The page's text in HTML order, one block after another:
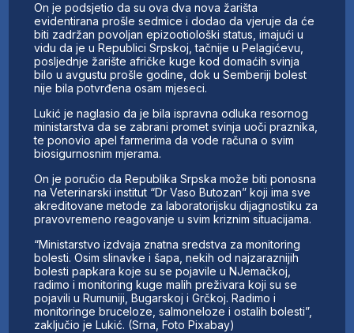
On je podsjetio da su ova dva nova žarišta
evidentirana prošle sedmice i dodao da vjeruje da će
biti zadržan povoljan epizootiološki status, imajući u
vidu da je u Republici Srpskoj, tačnije u Pelagićevu,
posljednje žarište afričke kuge kod domaćih svinja
bilo u avgustu prošle godine, dok u Semberiji bolest
nije bila potvrđena osam mjeseci.
Lukić je naglasio da je bila ispravna odluka resornog
ministarstva da se zabrani promet svinja uoči praznika,
te ponovio apel farmerima da vode računa o svim
biosigurnosnim mjerama.
On je poručio da Republika Srpska može biti ponosna
na Veterinarski institut “Dr Vaso Butozan” koji ima sve
akreditovane metode za laboratorijsku dijagnostiku za
pravovremeno reagovanje u svim kriznim situacijama.
“Ministarstvo izdvaja znatna sredstva za monitoring
bolesti. Osim slinavke i šapa, nekih od najzaraznijih
bolesti papkara koje su se pojavile u NJemačkoj,
radimo i monitoring kuge malih preživara koji su se
pojavili u Rumuniji, Bugarskoj i Grčkoj. Radimo i
monitoringe bruceloze, salmoneloze i ostalih bolesti”,
zaključio je Lukić. (Srna, Foto Pixabay)